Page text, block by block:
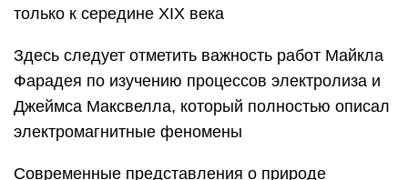
только к середине XIX века
Здесь следует отметить важность работ Майкла
Фарадея по изучению процессов электролиза и
Джеймса Максвелла, который полностью описал
электромагнитные феномены
Современные представления о природе